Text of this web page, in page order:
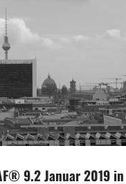
9.2 Januar 2019 in